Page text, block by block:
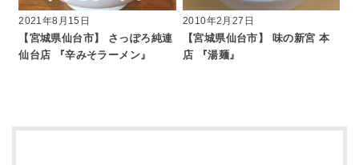
2021年8月15日
【宮城県仙台市】 さっぽろ純連
仙台店 『辛みそラーメン』
2010年2月27日
【宮城県仙台市】 味の新宮 本
店 『湯麺』